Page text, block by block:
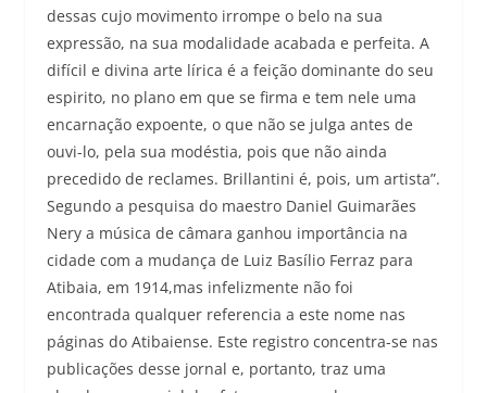
dessas cujo movimento irrompe o belo na sua
expressão, na sua modalidade acabada e perfeita. A
difícil e divina arte lírica é a feição dominante do seu
espirito, no plano em que se firma e tem nele uma
encarnação expoente, o que não se julga antes de
ouvi-lo, pela sua modéstia, pois que não ainda
precedido de reclames. Brillantini é, pois, um artista”.
Segundo a pesquisa do maestro Daniel Guimarães
Nery a música de câmara ganhou importância na
cidade com a mudança de Luiz Basílio Ferraz para
Atibaia, em 1914,mas infelizmente não foi
encontrada qualquer referencia a este nome nas
páginas do Atibaiense. Este registro concentra-se nas
publicações desse jornal e, portanto, traz uma